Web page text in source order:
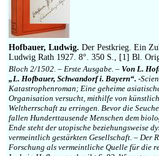
Hofbauer, Ludwig. Der Pestkrieg. Ein
Ludwig Rath 1927. 8°. 350 S., [1] Bl.
Bloch 2/1502. – Erste Ausgabe. – Von L.
„L. Hofbauer, Schwandorf i. Bayern“. -
Katastrophenroman; Eine geheime
Organisation versucht, mithilfe von
Weltherrschaft zu erringen. Bevor die
fallen Hunderttausende Menschen dem
Ende steht der utopische beziehungsweise
vermeintlich gestärkten Gesellschaft. – Der
Forschung als vermeintliche Quelle für die